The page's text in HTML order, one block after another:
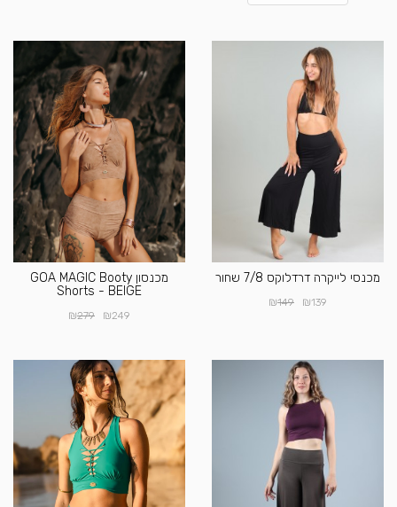
מכנסי לייקרה דרדלוקס 7/8 שחור
₪139
₪149
מכנסון GOA MAGIC Booty
Shorts - BEIGE
₪249
₪279